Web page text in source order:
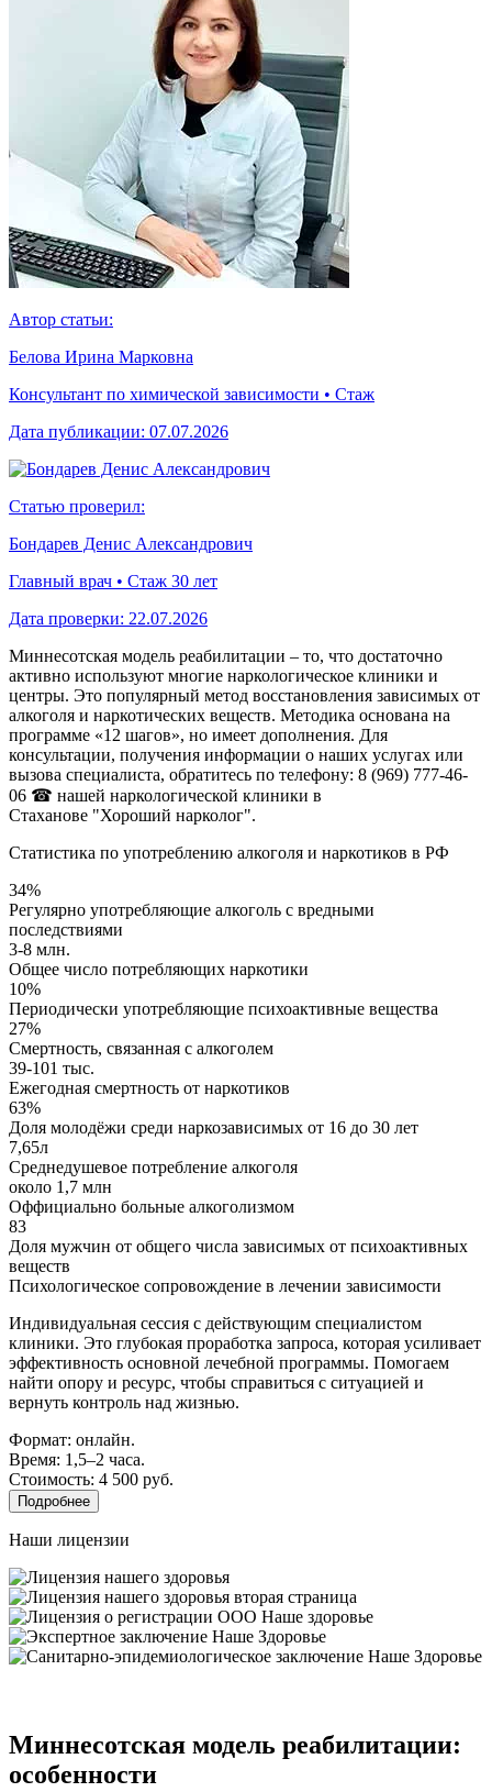
Автор статьи:
Белова Ирина Марковна
Консультант по химической зависимости • Стаж
Дата публикации: 07.07.2026
Статью проверил:
Бондарев Денис Александрович
Главный врач • Стаж 30 лет
Дата проверки: 22.07.2026
Миннесотская модель реабилитации – то, что достаточно
активно используют многие наркологическое клиники и
центры. Это популярный метод восстановления зависимых от
алкоголя и наркотических веществ. Методика основана на
программе «12 шагов», но имеет дополнения. Для
консультации, получения информации о наших услугах или
вызова специалиста, обратитесь по телефону: 8 (969) 777-46-
06 ☎ нашей наркологической клиники в
Стаханове "Хороший нарколог".
Статистика по употреблению алкоголя и наркотиков в РФ
34%
Регулярно употребляющие алкоголь с вредными
последствиями
3-8 млн.
Общее число потребляющих наркотики
10%
Периодически употребляющие психоактивные вещества
27%
Смертность, связанная с алкоголем
39-101 тыс.
Ежегодная смертность от наркотиков
63%
Доля молодёжи среди наркозависимых от 16 до 30 лет
7,65л
Среднедушевое потребление алкоголя
около 1,7 млн
Оффициально больные алкоголизмом
83
Доля мужчин от общего числа зависимых от психоактивных
веществ
Психологическое сопровождение в лечении зависимости
Индивидуальная сессия с действующим специалистом
клиники. Это глубокая проработка запроса, которая усиливает
эффективность основной лечебной программы. Помогаем
найти опору и ресурс, чтобы справиться с ситуацией и
вернуть контроль над жизнью.
Формат: онлайн.
Время: 1,5–2 часа.
Стоимость: 4 500 руб.
Подробнее
Наши лицензии
Миннесотская модель реабилитации:
особенности